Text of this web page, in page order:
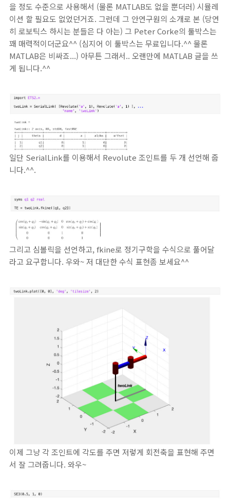
을 정도 수준으로 사용해서 (물론 MATLAB도 없을 뿐더러) 시뮬레
이션 할 필요도 없었던거죠. 그런데 그 안연구원의 소개로 본 (당연
히 로보틱스 하시는 분들은 다 아는) 그 Peter Corke의 툴박스는
꽤 매력적이더군요^^ (심지어 이 툴박스는 무료입니다.^^ 물론
MATLAB은 비싸죠...) 아무튼 그래서.. 오랜만에 MATLAB 글을 쓰
게 됩니다.^^
일단 SerialLink를 이용해서 Revolute 조인트를 두 개 선언해 줍
니다.^^.
그리고 심볼릭을 선언하고, fkine로 정기구학을 수식으로 풀어달
라고 요구합니다. 우와~ 저 대단한 수식 표현좀 보세요^^
이제 그냥 각 조인트에 각도를 주면 저렇게 회전축을 표현해 주면
서 잘 그려줍니다. 와우~